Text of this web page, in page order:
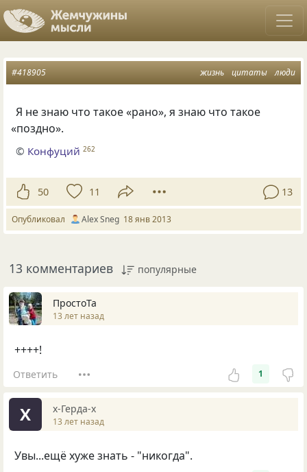
жизнь цитаты люди
#418905
Я не знаю что такое«рано», я знаю что такое
«поздно».
© Конфуций 262
50 11 13
Опубликовал Alex Sneg 18 янв 2013
13 комментариев популярные
ПростоТа
13 лет назад
++++!
Ответить 1
Х х-Герда-х
13 лет назад
Увы...ещё хуже знать - "никогда".